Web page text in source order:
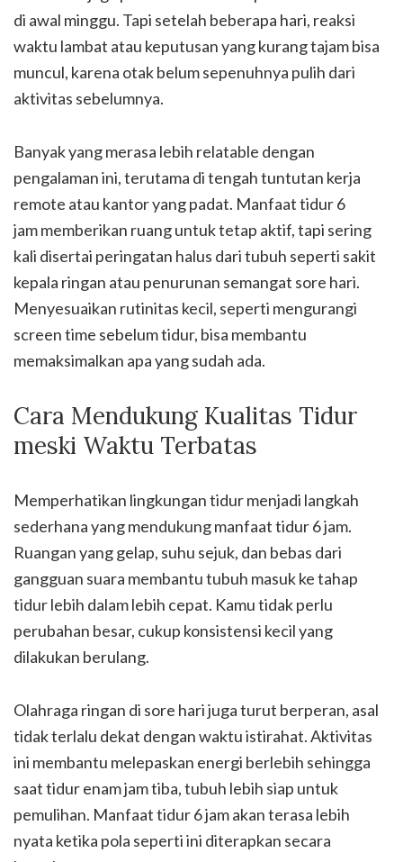
di awal minggu. Tapi setelah beberapa hari, reaksi
waktu lambat atau keputusan yang kurang tajam bisa
muncul, karena otak belum sepenuhnya pulih dari
aktivitas sebelumnya.
Banyak yang merasa lebih relatable dengan
pengalaman ini, terutama di tengah tuntutan kerja
remote atau kantor yang padat. Manfaat tidur 6
jam memberikan ruang untuk tetap aktif, tapi sering
kali disertai peringatan halus dari tubuh seperti sakit
kepala ringan atau penurunan semangat sore hari.
Menyesuaikan rutinitas kecil, seperti mengurangi
screen time sebelum tidur, bisa membantu
memaksimalkan apa yang sudah ada.
Cara Mendukung Kualitas Tidur
meski Waktu Terbatas
Memperhatikan lingkungan tidur menjadi langkah
sederhana yang mendukung manfaat tidur 6 jam.
Ruangan yang gelap, suhu sejuk, dan bebas dari
gangguan suara membantu tubuh masuk ke tahap
tidur lebih dalam lebih cepat. Kamu tidak perlu
perubahan besar, cukup konsistensi kecil yang
dilakukan berulang.
Olahraga ringan di sore hari juga turut berperan, asal
tidak terlalu dekat dengan waktu istirahat. Aktivitas
ini membantu melepaskan energi berlebih sehingga
saat tidur enam jam tiba, tubuh lebih siap untuk
pemulihan. Manfaat tidur 6 jam akan terasa lebih
nyata ketika pola seperti ini diterapkan secara